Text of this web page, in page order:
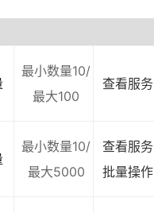
最小数量10/
最大100
查看服务
最小数量10/
最大5000
查看服务
批量操作